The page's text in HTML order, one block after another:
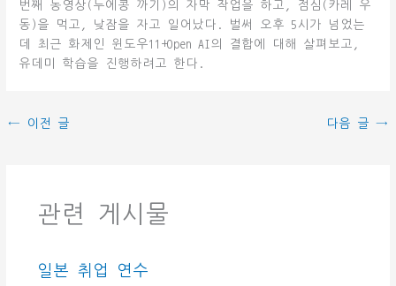
번째 동영상(누에콩 까기)의 자막 작업을 하고, 점심(카레 우
동)을 먹고, 낮잠을 자고 일어났다. 벌써 오후 5시가 넘었는
데 최근 화제인 윈도우11+Open AI의 결합에 대해 살펴보고,
유데미 학습을 진행하려고 한다.
← 이전 글 다음 글 →
관련 게시물
일본 취업 연수